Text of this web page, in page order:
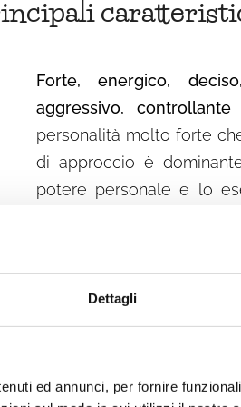
Dettagli
ed annunci, per fornire
Forte, energico,
aggressivo,
personalità molto forte
di approccio è
potere personale e lo
la dice così come è
controllo delle situazioni;
contare fino a 100.